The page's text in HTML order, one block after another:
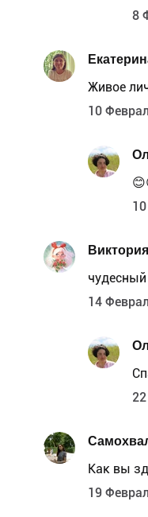
8
Живое
10
14
Как вы
19